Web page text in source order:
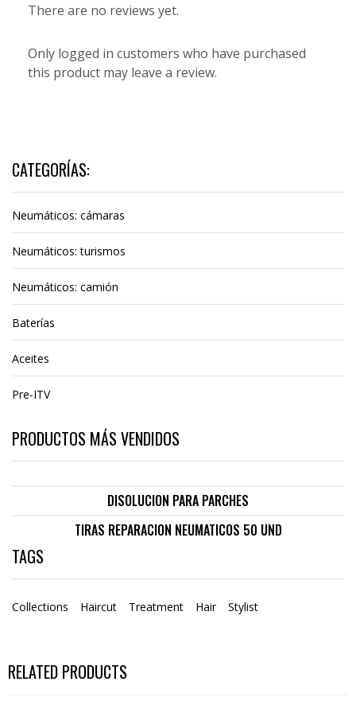
There are no reviews yet.
Only logged in customers who have purchased
this product may leave a review.
CATEGORÍAS:
Neumáticos: cámaras
Neumáticos: turismos
Neumáticos: camión
Baterías
Aceites
Pre-ITV
PRODUCTOS MÁS VENDIDOS
DISOLUCION PARA PARCHES
TIRAS REPARACION NEUMATICOS 50 UND
TAGS
Collections Haircut Treatment Hair Stylist
RELATED PRODUCTS